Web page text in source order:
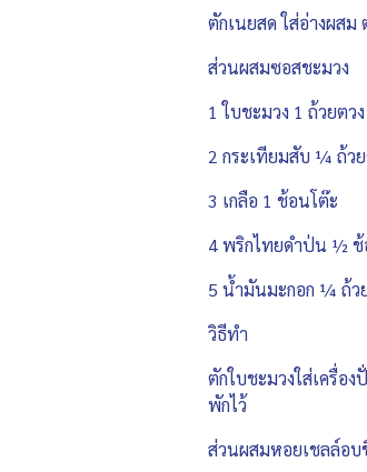
ตักเนยสด ใส่อ่างผส
ส่วนผสมซอสชะมวง
1 ใบชะมวง 1 ถ้วยตวง
2 กระเทียมสับ ¼ ถ้ว
3 เกลือ 1 ช้อนโต๊ะ
4 พริกไทยดำป่น ½ ช้
5 น้ำมันมะกอก ¼ ถ้ว
วิธีทำ
ตักใบชะมวงใส่เครื่อ
พักไว้
ส่วนผสมหอยเชลล์อบ